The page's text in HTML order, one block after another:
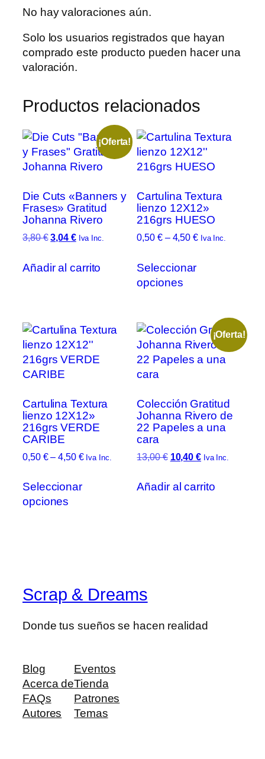
No hay valoraciones aún.
Solo los usuarios registrados que hayan
comprado este producto pueden hacer una
valoración.
Productos relacionados
¡Oferta!
Die Cuts «Banners y
Frases» Gratitud
Johanna Rivero
3,80€ El
original
3,04 €El
actual
Iva Inc.
Añadir al carrito
Cartulina Textura
lienzo 12X12»
216grs HUESO
0,50 € – 4,50€Rango
Iva Inc.
Seleccionar
opciones
Las
Cartulina Textura
lienzo 12X12»
216grs VERDE
CARIBE
0,50 € – 4,50 €Rango
Iva Inc.
Seleccionar
opciones
producto
pueden
en
¡Oferta!
Colección Gratitud
Johanna Rivero de
22 Papeles a una
cara
13,00€ El
original
10,40€El
actual
Iva Inc.
Añadir al carrito
Scrap & Dreams
Donde tus sueños se hacen realidad
Blog
Acerca de
FAQs
Autores
Eventos
Tienda
Patrones
Temas